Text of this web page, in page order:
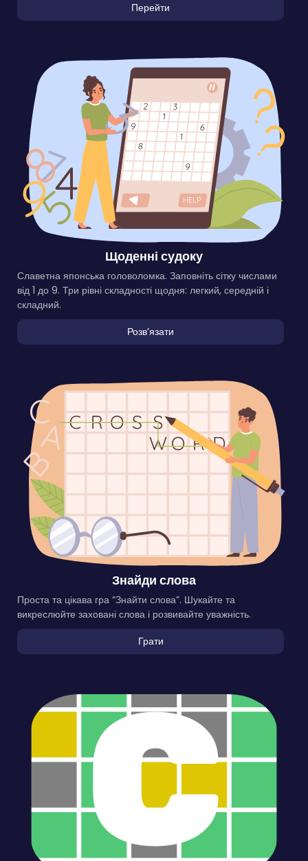
Перейти
Щоденні судоку
Славетна японська головоломка. Заповніть сітку числами
від 1 до 9. Три рівні складності щодня: легкий, середній і
складний.
Розвʼязати
Знайди слова
Проста та цікава гра “Знайти слова”. Шукайте та
викреслюйте заховані слова і розвивайте уважність.
Грати